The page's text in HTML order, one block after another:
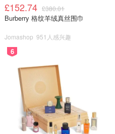
£152.74 £380.01
Burberry 格纹羊绒真丝围巾
Jomashop 951人感兴趣
6